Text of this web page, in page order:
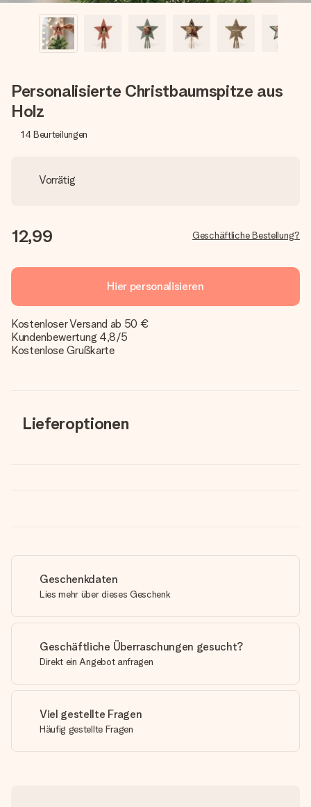
Personalisierte Christbaumspitze aus
Holz
14 Beurteilungen
Vorrätig
12,99 Geschäftliche Bestellung?
Hier personalisieren
Kostenloser Versand ab 50 €
Kundenbewertung 4,8/5
Kostenlose Grußkarte
Lieferoptionen
Geschenkdaten
Lies mehr über dieses Geschenk
Geschäftliche Überraschungen gesucht?
Direkt ein Angebot anfragen
Viel gestellte Fragen
Häufig gestellte Fragen